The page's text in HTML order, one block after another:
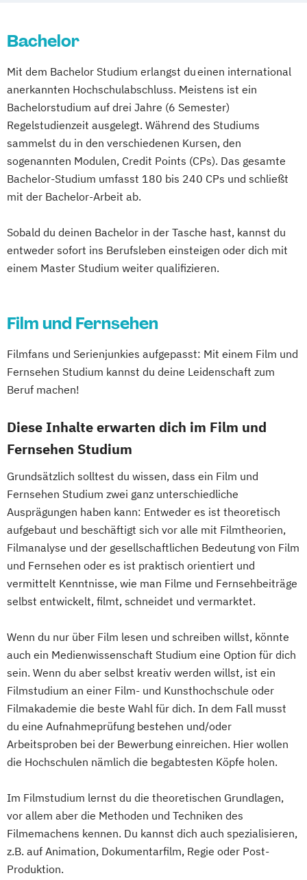
Photography
Bachelor
Mit dem Bachelor Studium erlangst du einen international
anerkannten Hochschulabschluss. Meistens ist ein
Bachelorstudium auf drei Jahre (6 Semester)
Regelstudienzeit ausgelegt. Während des Studiums
sammelst du in den verschiedenen Kursen, den
sogenannten Modulen, Credit Points (CPs). Das gesamte
Bachelor-Studium umfasst 180 bis 240 CPs und schließt
mit der Bachelor-Arbeit ab.
Sobald du deinen Bachelor in der Tasche hast, kannst du
entweder sofort ins Berufsleben einsteigen oder dich mit
einem Master Studium weiter qualifizieren.
Film und Fernsehen
Filmfans und Serienjunkies aufgepasst: Mit einem Film und
Fernsehen Studium kannst du deine Leidenschaft zum
Beruf machen!
Diese Inhalte erwarten dich im Film und
Fernsehen Studium
Grundsätzlich solltest du wissen, dass ein Film und
Fernsehen Studium zwei ganz unterschiedliche
Ausprägungen haben kann: Entweder es ist theoretisch
aufgebaut und beschäftigt sich vor alle mit Filmtheorien,
Filmanalyse und der gesellschaftlichen Bedeutung von Film
und Fernsehen oder es ist praktisch orientiert und
vermittelt Kenntnisse, wie man Filme und Fernsehbeiträge
selbst entwickelt, filmt, schneidet und vermarktet.
Wenn du nur über Film lesen und schreiben willst, könnte
auch ein Medienwissenschaft Studium eine Option für dich
sein. Wenn du aber selbst kreativ werden willst, ist ein
Filmstudium an einer Film- und Kunsthochschule oder
Filmakademie die beste Wahl für dich. In dem Fall musst
du eine Aufnahmeprüfung bestehen und/oder
Arbeitsproben bei der Bewerbung einreichen. Hier wollen
die Hochschulen nämlich die begabtesten Köpfe holen.
Im Filmstudium lernst du die theoretischen Grundlagen,
vor allem aber die Methoden und Techniken des
Filmemachens kennen. Du kannst dich auch spezialisieren,
z.B. auf Animation, Dokumentarfilm, Regie oder Post-
Produktion.